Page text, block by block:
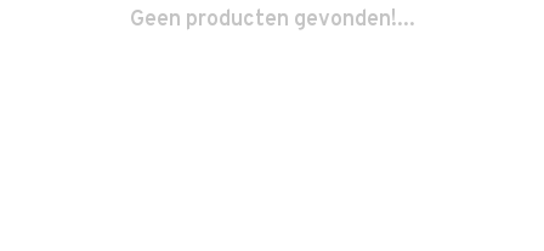
Geen producten gevonden!...